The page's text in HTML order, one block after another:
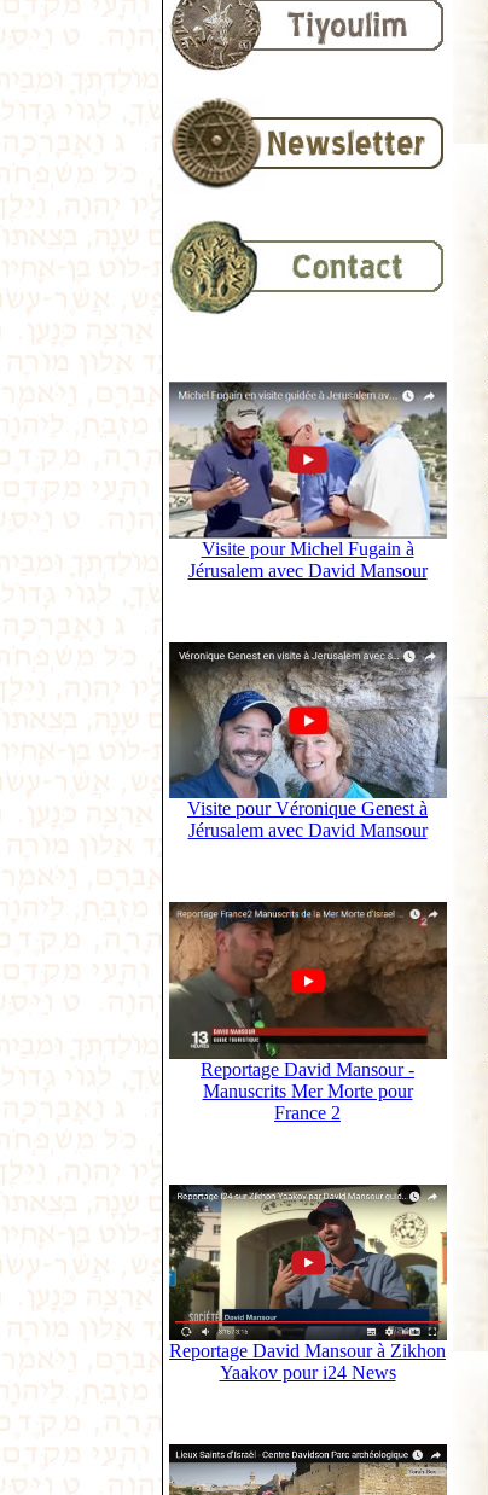
Visite pour Michel Fugain à
Jérusalem avec David Mansour
Visite pour Véronique Genest à
Jérusalem avec David Mansour
Reportage David Mansour -
Manuscrits Mer Morte pour
France 2
Reportage David Mansour à Zikhon
Yaakov pour i24 News